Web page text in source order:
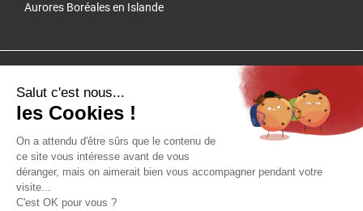
Aurores Boréales en Islande
Cliquez-ici pour modifier vos préférences en matière de cookies